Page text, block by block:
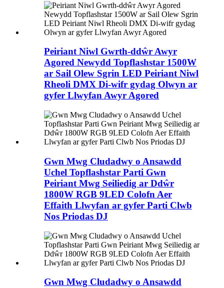
Peiriant Niwl Gwrth-ddŵr Awyr
Agored Newydd Topflashstar 1500W
ar Sail Olew Sgrin LED Peiriant Niwl
Rheoli DMX Di-wifr gydag Olwyn ar
gyfer Llwyfan Awyr Agored
Gwn Mwg Cludadwy o Ansawdd
Uchel Topflashstar Parti Gwn
Peiriant Mwg Seiliedig ar Ddŵr
1800W RGB 9LED Colofn Aer
Effaith Llwyfan ar gyfer Parti Clwb
Nos Priodas DJ
Gwn Mwg Cludadwy o Ansawdd